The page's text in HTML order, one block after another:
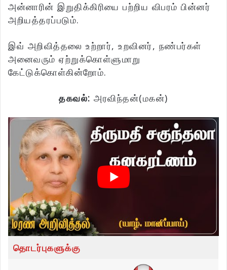
அன்னாரின் இறுதிக்கிரியை பற்றிய விபரம் பின்னர்
அறியத்தரப்படும்.
இவ் அறிவித்தலை உற்றார், உறவினர், நண்பர்கள்
அனைவரும் ஏற்றுக்கொள்ளுமாறு
கேட்டுக்கொள்கின்றோம்.
தகவல்:அரவிந்தன்(மகன்)
தொடர்புகளுக்கு